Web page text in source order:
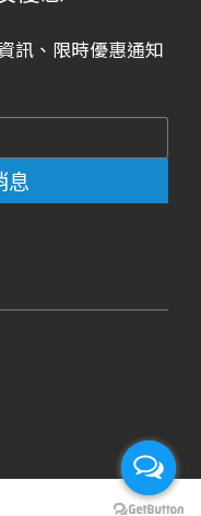
立即購買
訊、限時優惠通知
息